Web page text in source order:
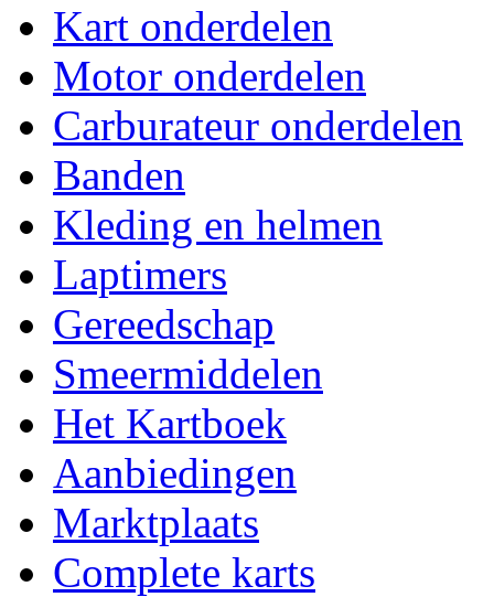
Kart onderdelen
Motor onderdelen
Carburateur onderdelen
Banden
Kleding en helmen
Laptimers
Gereedschap
Smeermiddelen
Het Kartboek
Aanbiedingen
Marktplaats
Complete karts